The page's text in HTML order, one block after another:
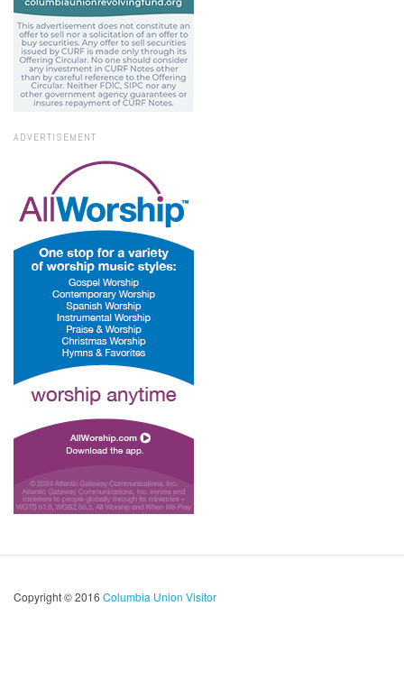
ADVERTISEMENT
Copyright © 2016 Columbia Union Visitor